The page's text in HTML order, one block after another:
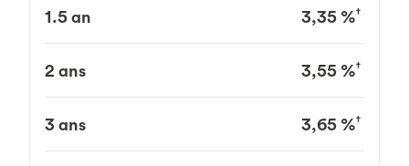
1.5 an 3,35 %†
2 ans 3,55 %†
3 ans 3,65 %†